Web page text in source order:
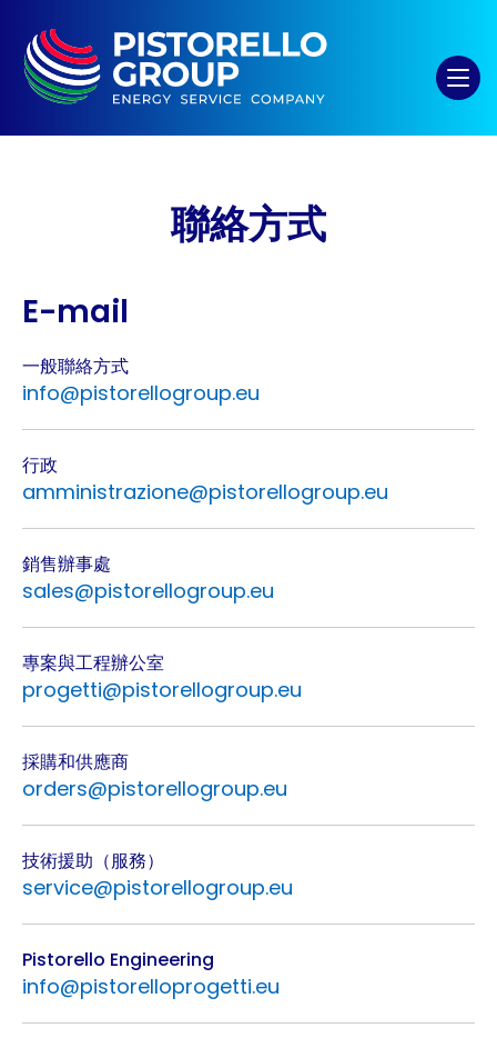
聯絡方式
E-mail
一般聯絡方式
info@pistorellogroup.eu
行政
amministrazione@pistorellogroup.eu
銷售辦事處
sales@pistorellogroup.eu
專案與工程辦公室
progetti@pistorellogroup.eu
採購和供應商
orders@pistorellogroup.eu
技術援助（服務）
service@pistorellogroup.eu
Pistorello Engineering
info@pistorelloprogetti.eu